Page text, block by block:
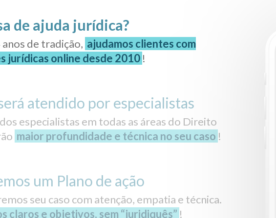
de ajuda jurídica?
de tradição, ajudamos clientes com
jurídicas online desde 2010 !
atendido por especialistas
especialistas em todas as áreas do Direito
maior profundidade e técnica no seu caso !
um Plano de ação
seu caso com atenção, empatia e técnica.
claros e objetivos, sem “juridiquês” !